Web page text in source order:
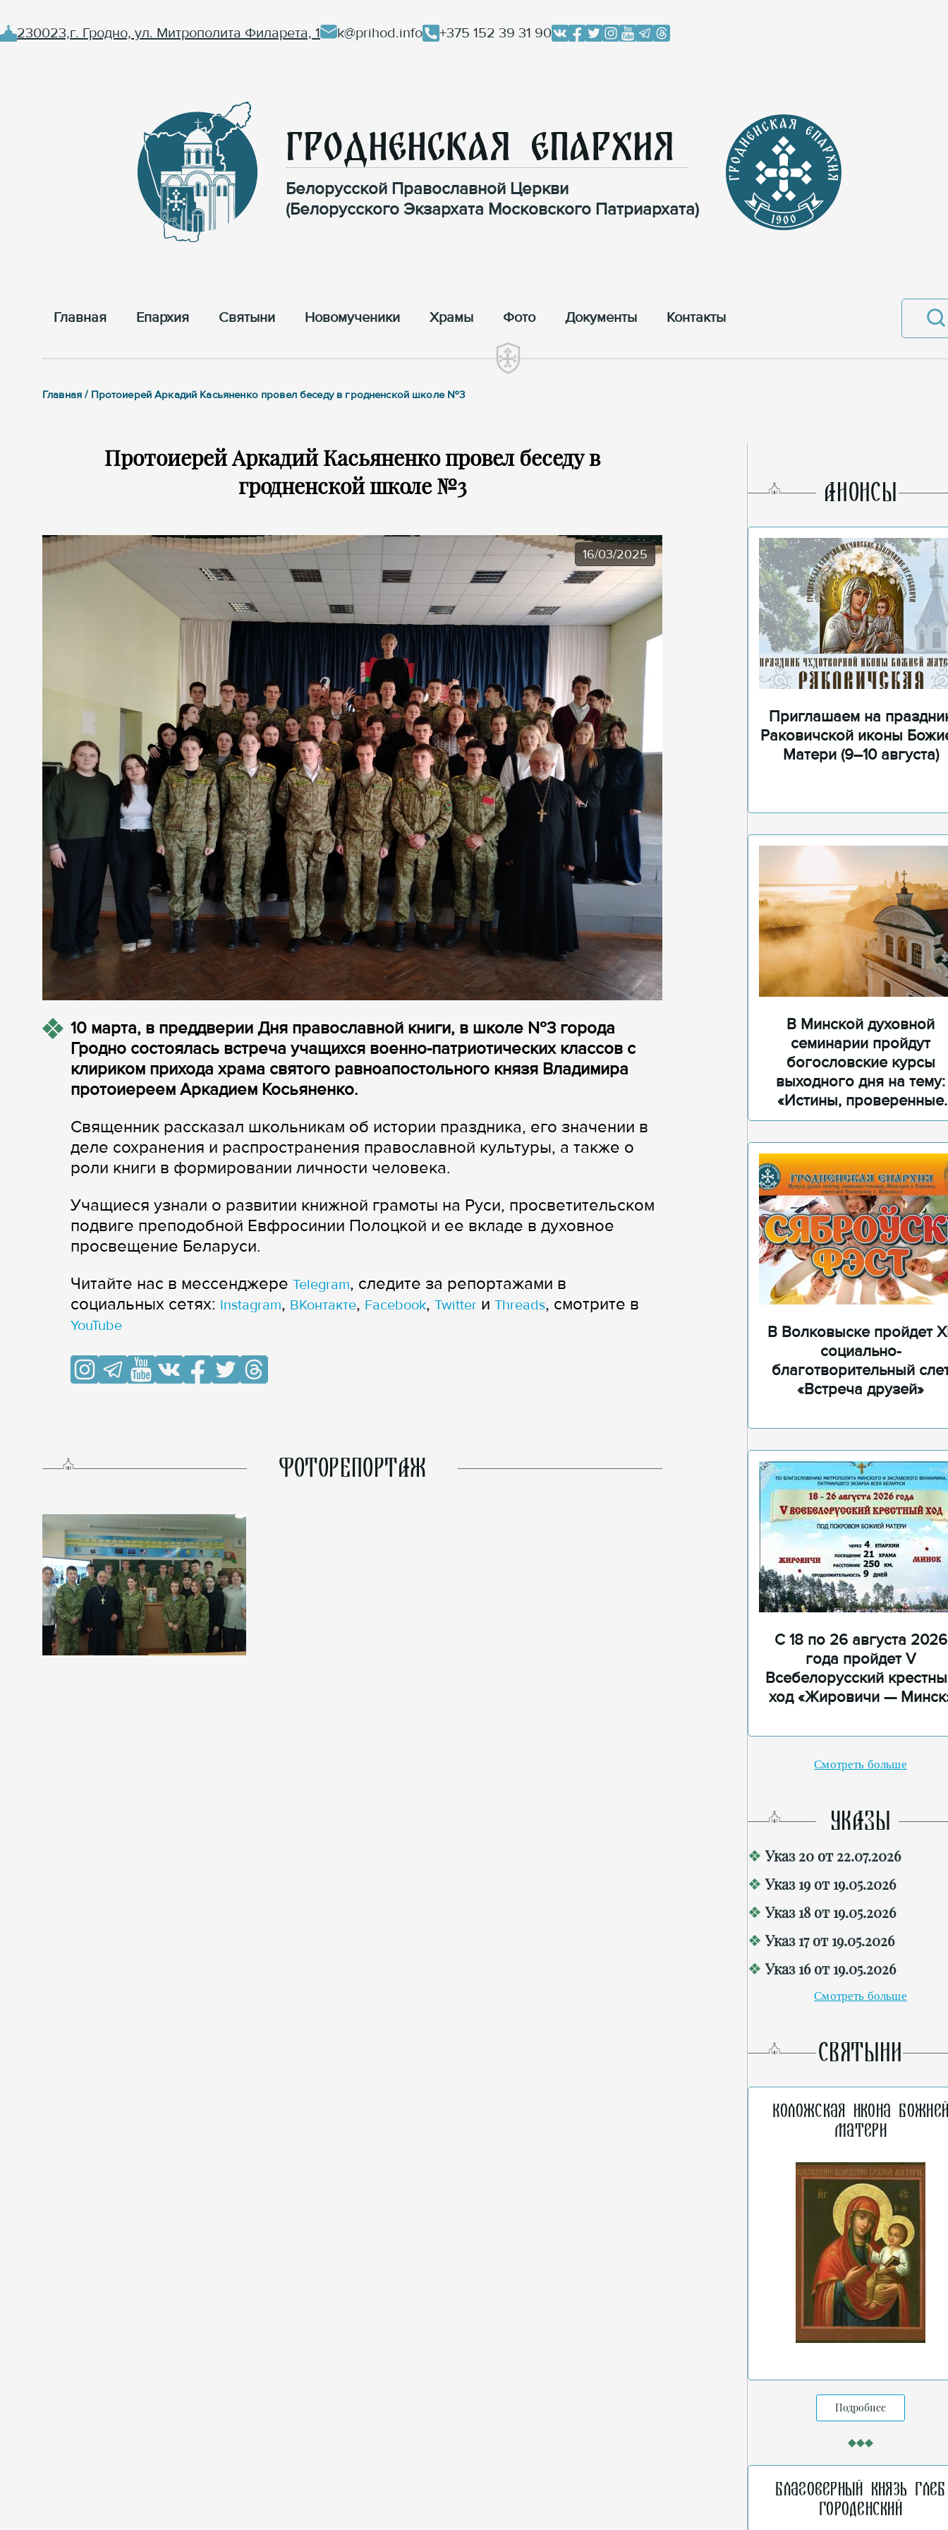
230023,г. Гродно, ул. Митрополита Филарета, 1 k@prihod.info +375 152 39 31 90
Гродненская Епархия
Белорусской Православной Церкви
(Белорусского Экзархата Московского Патриархата)
Главная Епархия Cвятыни Новомученики Храмы Фото Документы Контакты
Главная / Протоиерей Аркадий Касьяненко провел беседу в гродненской школе №3
Протоиерей Аркадий Касьяненко провел беседу в
гродненской школе №3
16/03/2025
10 марта, в преддверии Дня православной книги, в школе №3 города
Гродно состоялась встреча учащихся военно-патриотических классов с
клириком прихода храма святого равноапостольного князя Владимира
протоиереем Аркадием Косьяненко.
Священник рассказал школьникам об истории праздника, его значении в
деле сохранения и распространения православной культуры, а также о
роли книги в формировании личности человека.
Учащиеся узнали о развитии книжной грамоты на Руси, просветительском
подвиге преподобной Евфросинии Полоцкой и ее вкладе в духовное
просвещение Беларуси.
Читайте нас в мессенджере Telegram, следите за репортажами в
cоциальных сетях: Instagram, ВКонтакте, Facebook, Twitter и Threads, смотрите в
YouTube
ФОТОРЕПОРТАЖ
AНОНСЫ
Приглашаем на
Раковичской иконы
Матери (9–10 августа)
В Минской духовной
семинарии пройдут
богословские курсы
выходного дня на тему:
«Истины, проверенные
временем»
В Волковыске пройдет
социально-
благотворительный
«Встреча друзей»
С 18 по 26 августа 2026
года пройдет V
Всебелорусский
ход «Жировичи —
Смотреть больше
УКАЗЫ
Указ 20 от 22.07.2026
Указ 19 от 19.05.2026
Указ 18 от 19.05.2026
Указ 17 от 19.05.2026
Указ 16 от 19.05.2026
Смотреть больше
СВЯТЫНИ
Коложская икона
Матери
Подробнее
Благоверный князь Глеб
Городенский